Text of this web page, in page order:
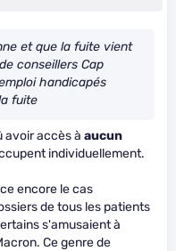
et que la fuite vient
conseillers Cap
handicapés
fuite
avoir accès à aucun
individuellement.
encore le cas
de tous les patients
s'amusaient à
Ce genre de